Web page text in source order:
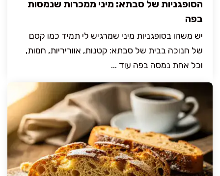
הסופגניות של סבתא: מיני ממכרות שנמסות
בפה
יש משהו בסופגניות מיני שמרגיש לי תמיד כמו קסם
של חנוכה בבית של סבתא: קטנות, אווריריות, חמות,
וכל אחת נמסה בפה עוד ...